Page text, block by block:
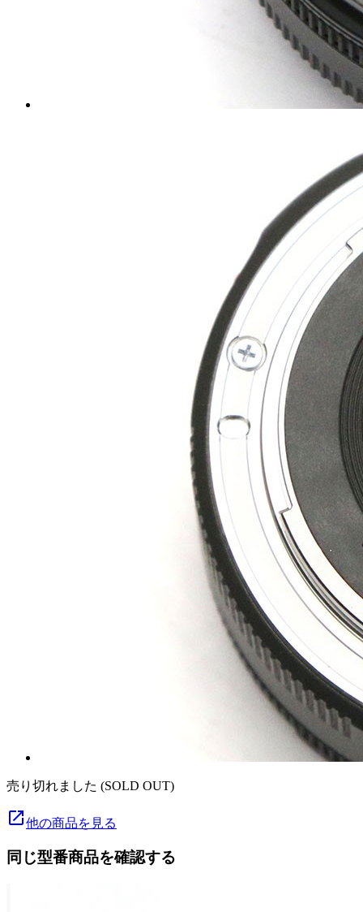
売り切れました (SOLD OUT)
launch他の商品を見る
同じ型番商品を確認する